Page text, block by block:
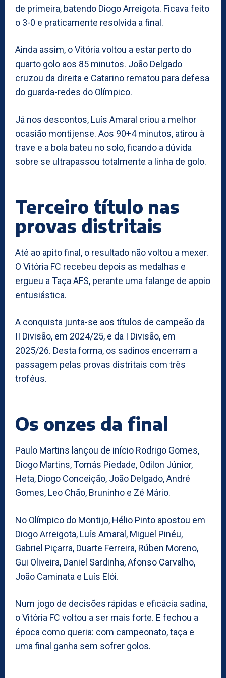
de primeira, batendo Diogo Arreigota. Ficava feito
o 3-0 e praticamente resolvida a final.
Ainda assim, o Vitória voltou a estar perto do
quarto golo aos 85 minutos. João Delgado
cruzou da direita e Catarino rematou para defesa
do guarda-redes do Olímpico.
Já nos descontos, Luís Amaral criou a melhor
ocasião montijense. Aos 90+4 minutos, atirou à
trave e a bola bateu no solo, ficando a dúvida
sobre se ultrapassou totalmente a linha de golo.
Terceiro título nas
provas distritais
Até ao apito final, o resultado não voltou a mexer.
O Vitória FC recebeu depois as medalhas e
ergueu a Taça AFS, perante uma falange de apoio
entusiástica.
A conquista junta-se aos títulos de campeão da
II Divisão, em 2024/25, e da I Divisão, em
2025/26. Desta forma, os sadinos encerram a
passagem pelas provas distritais com três
troféus.
Os onzes da final
Paulo Martins lançou de início Rodrigo Gomes,
Diogo Martins, Tomás Piedade, Odilon Júnior,
Heta, Diogo Conceição, João Delgado, André
Gomes, Leo Chão, Bruninho e Zé Mário.
No Olímpico do Montijo, Hélio Pinto apostou em
Diogo Arreigota, Luís Amaral, Miguel Pinéu,
Gabriel Piçarra, Duarte Ferreira, Rúben Moreno,
Gui Oliveira, Daniel Sardinha, Afonso Carvalho,
João Caminata e Luís Elói.
Num jogo de decisões rápidas e eficácia sadina,
o Vitória FC voltou a ser mais forte. E fechou a
época como queria: com campeonato, taça e
uma final ganha sem sofrer golos.